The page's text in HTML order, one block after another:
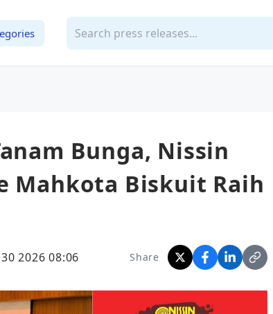
Bunga, Nissin
Mahkota Biskuit Raih
2026 08:06 Share